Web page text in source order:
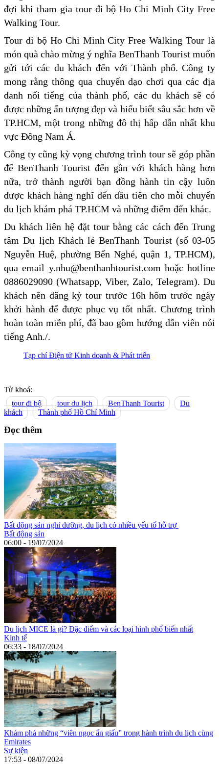
đợi khi tham gia tour đi bộ Ho Chi Minh City Free
Walking Tour.
Tour đi bộ Ho Chi Minh City Free Walking Tour là
món quà chào mừng ý nghĩa BenThanh Tourist muốn
gửi tới các du khách đến với Thành phố. Công ty
mong rằng thông qua chuyến dạo chơi qua các địa
danh nổi tiếng của thành phố, các du khách sẽ có
được những ấn tượng đẹp và hiểu biết sâu sắc hơn về
TP.HCM, một trong những đô thị hấp dẫn nhất khu
vực Đông Nam Á.
Công ty cũng kỳ vọng chương trình tour sẽ góp phần
để BenThanh Tourist đến gần với khách hàng hơn
nữa, trở thành người bạn đồng hành tin cậy luôn
được khách hàng nghĩ đến đầu tiên cho mỗi chuyến
du lịch khám phá TP.HCM và những điểm đến khác.
Du khách liên hệ đặt tour bằng các cách đến Trung
tâm Du lịch Khách lẻ BenThanh Tourist (số 03-05
Nguyễn Huệ, phường Bến Nghé, quận 1, TP.HCM),
qua email y.nhu@benthanhtourist.com hoặc hotline
0886029090 (Whatsapp, Viber, Zalo, Telegram). Du
khách nên đăng ký tour trước 16h hôm trước ngày
khởi hành để được phục vụ tốt nhất. Chương trình
hoàn toàn miễn phí, đã bao gồm hướng dẫn viên nói
tiếng Anh./.
Tạp chí Điện tử Kinh doanh & Phát triển
Từ khoá:
tour đi bộ
tour du lịch BenThanh Tourist
Du
khách
Thành phố Hồ Chí Minh
Đọc thêm
Bất động sản nghỉ dưỡng, du lịch có nhiều yếu tố hỗ trợ
Bất động sản
06:00 - 19/07/2024
Du lịch MICE là gì? Đặc điểm và các loại hình phổ biến nhất
Kinh tế
06:33 - 18/07/2024
Khám phá những “viên ngọc ẩn giấu” trong hành trình du lịch cùng
Emirates
Sự kiện
17:53 - 08/07/2024